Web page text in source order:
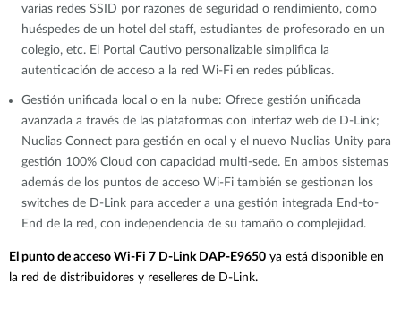
varias redes SSID por razones de seguridad o rendimiento, como
huéspedes de un hotel del staff, estudiantes de profesorado en un
colegio, etc. El Portal Cautivo personalizable simplifica la
autenticación de acceso a la red Wi-Fi en redes públicas.
Gestión unificada local o en la nube: Ofrece gestión unificada
avanzada a través de las plataformas con interfaz web de D-Link;
Nuclias Connect para gestión en ocal y el nuevo Nuclias Unity para
gestión 100% Cloud con capacidad multi-sede. En ambos sistemas
además de los puntos de acceso Wi-Fi también se gestionan los
switches de D-Link para acceder a una gestión integrada End-to-
End de la red, con independencia de su tamaño o complejidad.
El punto de acceso Wi-Fi 7 D-Link DAP-E9650 ya está disponible en
la red de distribuidores y reselleres de D-Link.